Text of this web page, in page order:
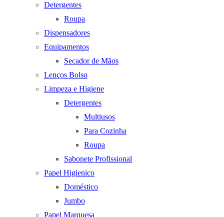
Detergentes
Roupa
Dispensadores
Equipamentos
Secador de Mãos
Lenços Bolso
Limpeza e Higiene
Detergentes
Multiusos
Para Cozinha
Roupa
Sabonete Profissional
Papel Higienico
Doméstico
Jumbo
Papel Marquesa